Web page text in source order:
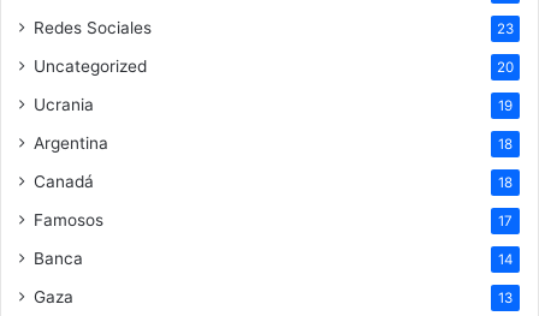
Redes Sociales 23
Uncategorized 20
Ucrania 19
Argentina 18
Canadá 18
Famosos 17
Banca 14
Gaza 13